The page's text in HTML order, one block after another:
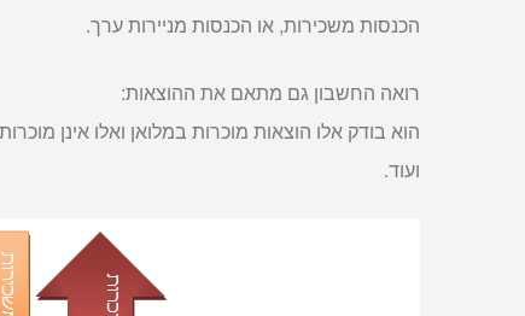
הכנסות משכירות, או הכנסות מניירות ערך.
רואה החשבון גם מתאם את ההוצאות:
הוא בודק אלו הוצאות מוכרות במלואן ואלו אינן
ועוד.